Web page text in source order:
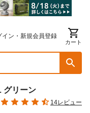
イン・新規会員登録
カート
グリーン
14レビュー